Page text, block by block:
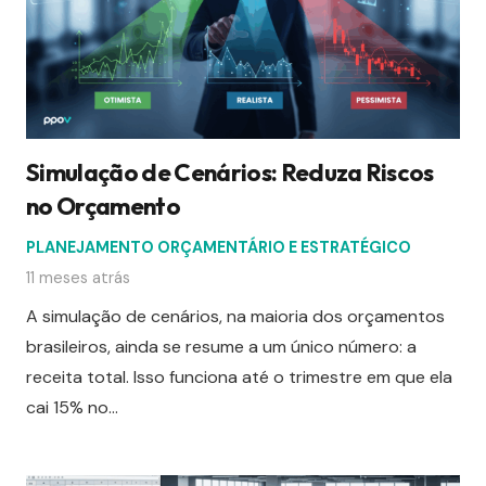
Simulação de Cenários: Reduza Riscos
no Orçamento
PLANEJAMENTO ORÇAMENTÁRIO E ESTRATÉGICO
11 meses atrás
A simulação de cenários, na maioria dos orçamentos
brasileiros, ainda se resume a um único número: a
receita total. Isso funciona até o trimestre em que ela
cai 15% no…